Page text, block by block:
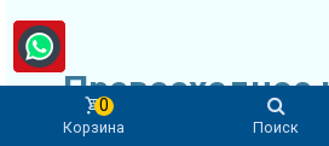
Превосходное
звука
Корзина
0
Поиск